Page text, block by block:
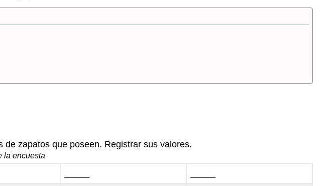
zapatos que poseen. Registrar sus valores.
la encuesta